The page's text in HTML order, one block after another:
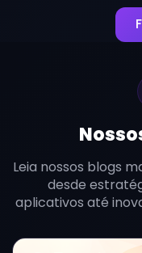
Leia nossos blogs
desde
aplicativos até